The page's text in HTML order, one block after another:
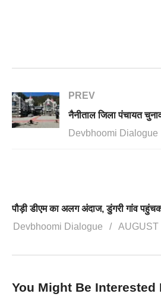
PREV
Devbhoomi Dialogue
Devbhoomi Dialogue
AUGUST
You Might Be Interested